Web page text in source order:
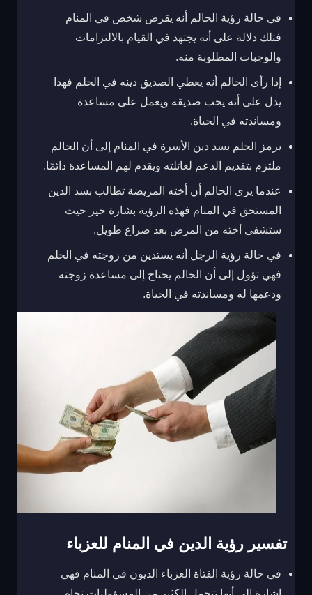
في حالة رؤية الحالم أنه يقرض شخص في المنام
فتلك دلالة على أنه يجتهد في القيام بالالتزامات
والوجبات المطلوبة منه.
إذا رأى الحالم أنه يعطي الصديق دينه في الحلم فهذا
يدل على أنه يحب صديقه ويعمل على مساعدة
ومساندته في الحياة.
يرمز الحلم بسد دين الأسرة في المنام إلى أن الحالم
ملتزم بتقديم الدعم لعائلته ويقدم لهم المساعدة دائمًا.
عندما يرى الحالم أن أخته المريضة تطالب بسد الدين
المستحق في المنام فهذه الرؤية بشارة خير حيث
ستشفى أخته من المرض بعد صراع طويل.
في حالة رؤية الرجل أنه يستدين من زوجته في الحلم
فهي تؤول إلى أن الحالم يحتاج إلى مساعدة زوجته
ودعمها له ومساندته في الحياة.
تفسير رؤية الدين في المنام للعزباء
في حالة رؤية الفتاة العزباء الديون في المنام فهي